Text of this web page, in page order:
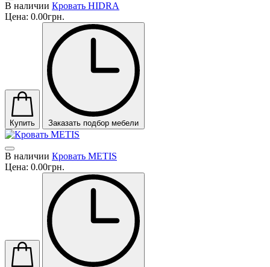
В наличии Кровать HIDRA
Цена: 0.00грн.
Купить Заказать подбор мебели
В наличии Кровать METIS
Цена: 0.00грн.